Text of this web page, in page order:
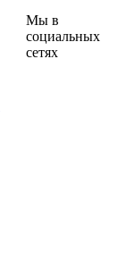
Мы в
социальных
сетях